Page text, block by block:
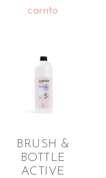
carrito
BRUSH &
BOTTLE
ACTIVE